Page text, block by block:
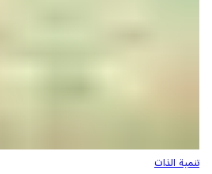
تنمية الذات